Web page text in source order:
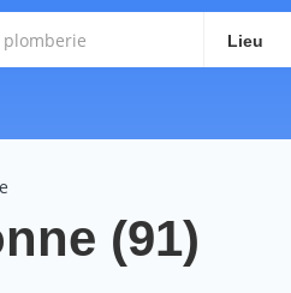
Lieu
(91)